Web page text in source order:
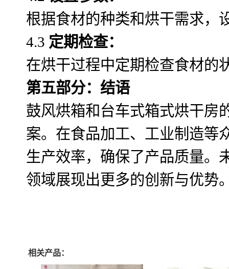
根据食材的种类和烘干需求，
4.3 定期检查：
在烘干过程中定期检查食材的
第五部分：结语
鼓风烘箱和台车式箱式烘干房
案。在食品加工、工业制造等
生产效率，确保了产品质量。
领域展现出更多的创新与优势
相关产品：